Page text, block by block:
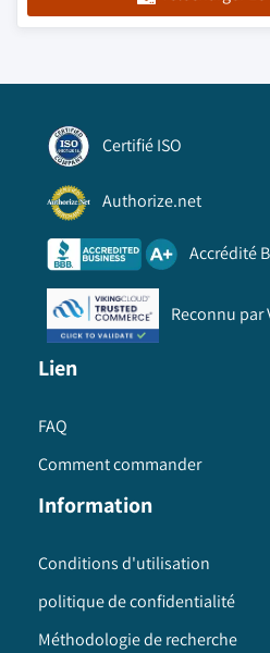
Certifié ISO
Authorize.net
Accrédité
Reconnu par
Lien
FAQ
Comment commander
Information
Conditions d'utilisation
politique de confidentialité
Méthodologie de recherche